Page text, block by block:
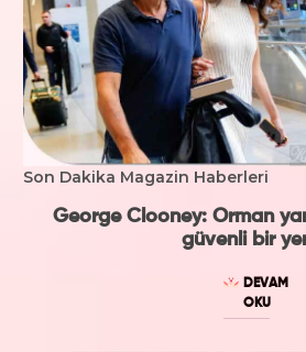
Son Dakika Magazin Haberleri
George Clooney: Orman
güvenli bir
DEVAM
OKU